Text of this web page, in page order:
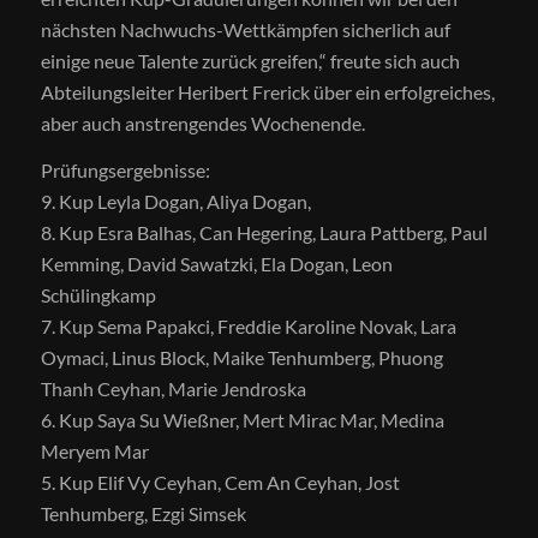
nächsten Nachwuchs-Wettkämpfen sicherlich auf
einige neue Talente zurück greifen,“ freute sich auch
Abteilungsleiter Heribert Frerick über ein erfolgreiches,
aber auch anstrengendes Wochenende.
Prüfungsergebnisse:
9. Kup Leyla Dogan, Aliya Dogan,
8. Kup Esra Balhas, Can Hegering, Laura Pattberg, Paul
Kemming, David Sawatzki, Ela Dogan, Leon
Schülingkamp
7. Kup Sema Papakci, Freddie Karoline Novak, Lara
Oymaci, Linus Block, Maike Tenhumberg, Phuong
Thanh Ceyhan, Marie Jendroska
6. Kup Saya Su Wießner, Mert Mirac Mar, Medina
Meryem Mar
5. Kup Elif Vy Ceyhan, Cem An Ceyhan, Jost
Tenhumberg, Ezgi Simsek